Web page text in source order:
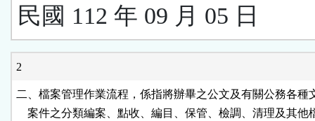
民國 112 年 09 月 05 日
2
二、檔案管理作業流程，係指將辦畢之公文及有關公務各種
案件之分類編案、點收、編目、保管、檢調、清理及其他